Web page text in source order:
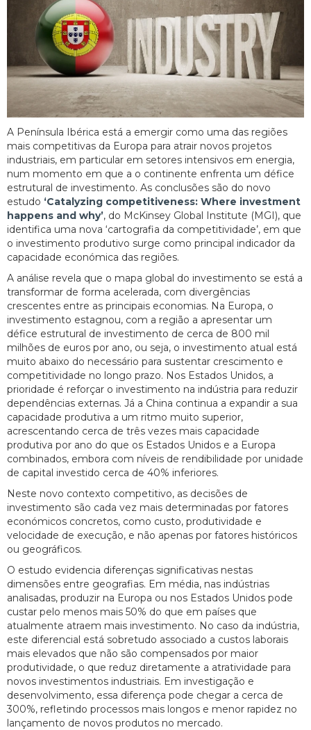
A Península Ibérica está a emergir como uma das regiões
mais competitivas da Europa para atrair novos projetos
industriais, em particular em setores intensivos em energia,
num momento em que a o continente enfrenta um défice
estrutural de investimento. As conclusões são do novo
estudo ‘Catalyzing competitiveness: Where investment
happens and why’, do McKinsey Global Institute (MGI), que
identifica uma nova ‘cartografia da competitividade’, em que
o investimento produtivo surge como principal indicador da
capacidade económica das regiões.
A análise revela que o mapa global do investimento se está a
transformar de forma acelerada, com divergências
crescentes entre as principais economias. Na Europa, o
investimento estagnou, com a região a apresentar um
défice estrutural de investimento de cerca de 800 mil
milhões de euros por ano, ou seja, o investimento atual está
muito abaixo do necessário para sustentar crescimento e
competitividade no longo prazo. Nos Estados Unidos, a
prioridade é reforçar o investimento na indústria para reduzir
dependências externas. Já a China continua a expandir a sua
capacidade produtiva a um ritmo muito superior,
acrescentando cerca de três vezes mais capacidade
produtiva por ano do que os Estados Unidos e a Europa
combinados, embora com níveis de rendibilidade por unidade
de capital investido cerca de 40% inferiores.
Neste novo contexto competitivo, as decisões de
investimento são cada vez mais determinadas por fatores
económicos concretos, como custo, produtividade e
velocidade de execução, e não apenas por fatores históricos
ou geográficos.
O estudo evidencia diferenças significativas nestas
dimensões entre geografias. Em média, nas indústrias
analisadas, produzir na Europa ou nos Estados Unidos pode
custar pelo menos mais 50% do que em países que
atualmente atraem mais investimento. No caso da indústria,
este diferencial está sobretudo associado a custos laborais
mais elevados que não são compensados por maior
produtividade, o que reduz diretamente a atratividade para
novos investimentos industriais. Em investigação e
desenvolvimento, essa diferença pode chegar a cerca de
300%, refletindo processos mais longos e menor rapidez no
lançamento de novos produtos no mercado.